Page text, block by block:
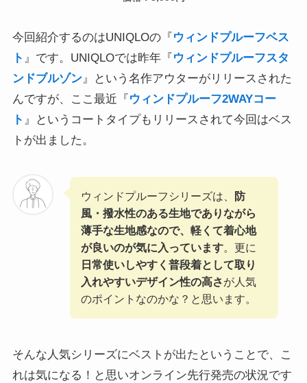
今回紹介するのはUNIQLOの『 ウィンドプルーフベス
ト 』です。UNIQLOでは昨年『 ウィンドプルーフスタ
ンドブルゾン』という名作アウターがリリースされた
んですが、ここ最近『 ウィンドプルーフ2WAYコー
ト 』というコートタイプもリリースされて今回はベス
トが出ました。
ウィンドプルーフシリーズは、
防
風・撥水性のある生地でありながら
薄手な生地感なので、軽くて着心地
が良いのが気に入っています。更に
日常使いしやすく普段着として取り
入れやすいデザイン性の高さが人気
のポイントなのかな？と思います。
そんな人気シリーズにベストが出たということで、こ
れは気になる！と思いオンライン先行発売の状況です